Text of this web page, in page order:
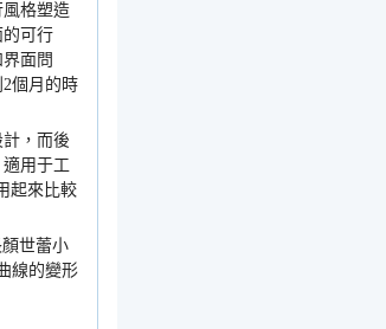
格塑造
的可行
面問
2個月的時
，而後
用于工
起來比較
世蕾小
線的變形